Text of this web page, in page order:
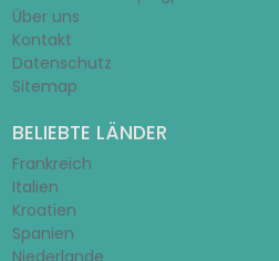
Über uns
Kontakt
Datenschutz
Sitemap
BELIEBTE LÄNDER
Frankreich
Italien
Kroatien
Spanien